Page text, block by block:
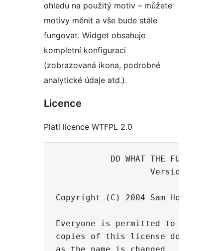
ohledu na použitý motiv – můžete
motivy měnit a vše bude stále
fungovat. Widget obsahuje
kompletní konfiguraci
(zobrazovaná ikona, podrobné
analytické údaje atd.).
Licence
Platí licence WTFPL 2.0
DO WHAT THE FUCK YOU
Version 2,
Copyright (C) 2004 Sam Hocevar
Everyone is permitted to copy
copies of this license document,